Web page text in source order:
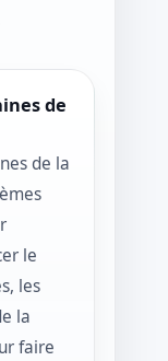
de
de la
le
les
la
faire